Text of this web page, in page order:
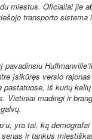
miestus. Oficialiai jie
transporto
įsikūręs verslo
pastatuose, iš kurių
Vietiniai madingi ir
yra tai, ką
ir tankus